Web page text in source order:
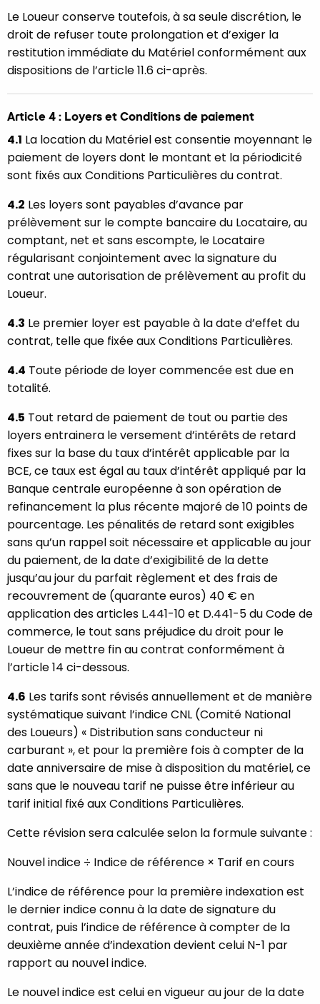
Le Loueur conserve toutefois, à sa seule discrétion, le
droit de refuser toute prolongation et d’exiger la
restitution immédiate du Matériel conformément aux
dispositions de l’article 11.6 ci-après.
Article 4 : Loyers et Conditions de paiement
4.1 La location du Matériel est consentie moyennant le
paiement de loyers dont le montant et la périodicité
sont fixés aux Conditions Particulières du contrat.
4.2 Les loyers sont payables d’avance par
prélèvement sur le compte bancaire du Locataire, au
comptant, net et sans escompte, le Locataire
régularisant conjointement avec la signature du
contrat une autorisation de prélèvement au profit du
Loueur.
4.3 Le premier loyer est payable à la date d’effet du
contrat, telle que fixée aux Conditions Particulières.
4.4 Toute période de loyer commencée est due en
totalité.
4.5 Tout retard de paiement de tout ou partie des
loyers entrainera le versement d’intérêts de retard
fixes sur la base du taux d’intérêt applicable par la
BCE, ce taux est égal au taux d’intérêt appliqué par la
Banque centrale européenne à son opération de
refinancement la plus récente majoré de 10 points de
pourcentage. Les pénalités de retard sont exigibles
sans qu’un rappel soit nécessaire et applicable au jour
du paiement, de la date d’exigibilité de la dette
jusqu’au jour du parfait règlement et des frais de
recouvrement de (quarante euros) 40 € en
application des articles L.441-10 et D.441-5 du Code de
commerce, le tout sans préjudice du droit pour le
Loueur de mettre fin au contrat conformément à
l’article 14 ci-dessous.
4.6 Les tarifs sont révisés annuellement et de manière
systématique suivant l’indice CNL (Comité National
des Loueurs) « Distribution sans conducteur ni
carburant », et pour la première fois à compter de la
date anniversaire de mise à disposition du matériel, ce
sans que le nouveau tarif ne puisse être inférieur au
tarif initial fixé aux Conditions Particulières.
Cette révision sera calculée selon la formule suivante :
Nouvel indice ÷ Indice de référence × Tarif en cours
L’indice de référence pour la première indexation est
le dernier indice connu à la date de signature du
contrat, puis l’indice de référence à compter de la
deuxième année d’indexation devient celui N-1 par
rapport au nouvel indice.
Le nouvel indice est celui en vigueur au jour de la date